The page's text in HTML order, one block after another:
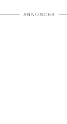
ANNONCES